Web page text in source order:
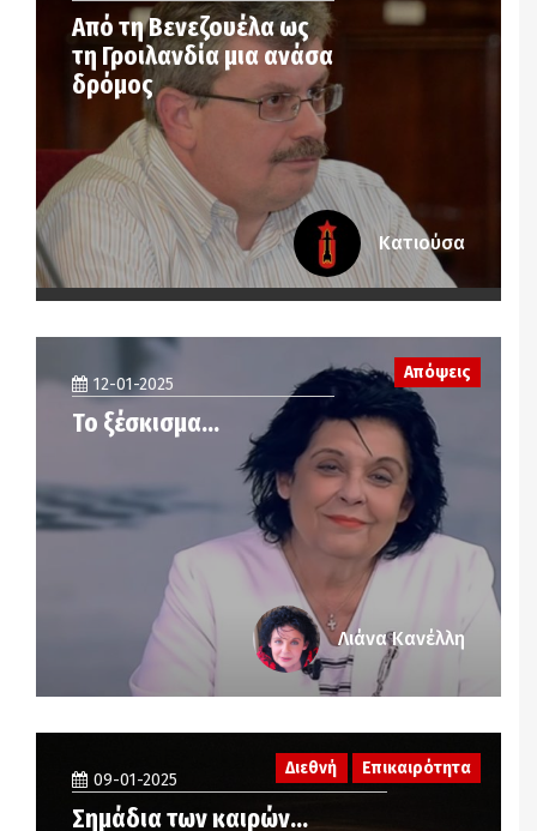
Από τη Βενεζουέλα ως
τη Γροιλανδία μια ανάσα
δρόμος
Κατιούσα
12-01-2025
Το ξέσκισμα…
Απόψεις
Λιάνα Κανέλλη
Διεθνή Επικαιρότητα
09-01-2025
Σημάδια των καιρών…